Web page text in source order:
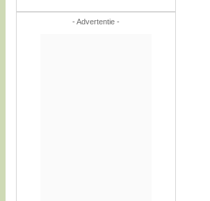
- Advertentie -